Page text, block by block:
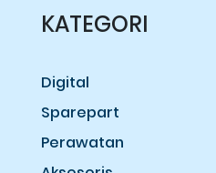
KATEGORI
Digital
Sparepart
Perawatan